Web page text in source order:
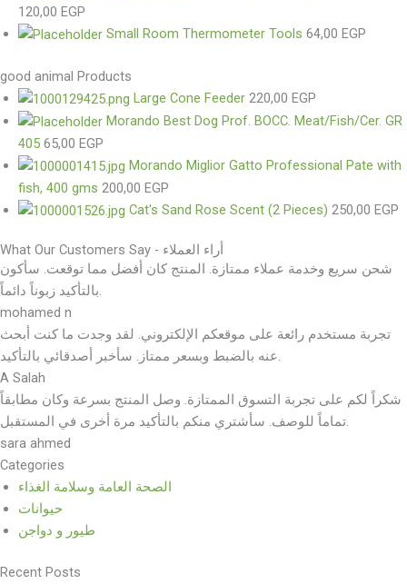
120,00 EGP
Small Room Thermometer Tools 64,00 EGP
good animal Products
Large Cone Feeder 220,00 EGP
Morando Best Dog Prof. BOCC. Meat/Fish/Cer. GR
405 65,00 EGP
Morando Miglior Gatto Professional Pate with
fish, 400 gms 200,00 EGP
Cat's Sand Rose Scent (2 Pieces) 250,00 EGP
What Our Customers Say - أراء العملاء
شحن سريع وخدمة عملاء ممتازة. المنتج كان أفضل مما توقعت. سأكون
بالتأكيد زبوناً دائماً.
mohamed n
تجربة مستخدم رائعة على موقعكم الإلكتروني. لقد وجدت ما كنت أبحث
عنه بالضبط وبسعر ممتاز. سأخبر أصدقائي بالتأكيد.
A Salah
شكراً لكم على تجربة التسوق الممتازة. وصل المنتج بسرعة وكان مطابقاً
تماماً للوصف. سأشتري منكم بالتأكيد مرة أخرى في المستقبل.
sara ahmed
Categories
الصحة العامة وسلامة الغذاء
حيوانات
طيور و دواجن
Recent Posts